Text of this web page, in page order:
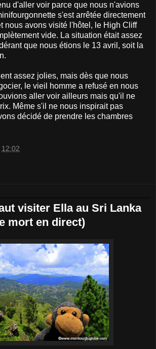
d'aller voir parce que nous n'avions
s'est arrêtée directement
nous avons visité l'hôtel, le High Cliff
vide. La situation était assez
que nous étions le 13 avril, soit la
assez jolies, mais dès que nous
le vieil homme a refusé en nous
aller voir ailleurs mais qu'il ne
Même s'il ne nous inspirait pas
décidé de prendre les chambres
12:02
visiter Ella au Sri Lanka
mort en direct)